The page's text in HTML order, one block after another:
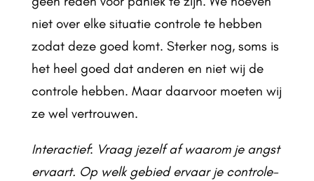
niet over elke situatie controle te hebben
zodat deze goed komt. Sterker nog, soms is
het heel goed dat anderen en niet wij de
controle hebben. Maar daarvoor moeten wij
ze wel vertrouwen.
Interactief: Vraag jezelf af waarom je angst
ervaart. Op welk gebied ervaar je controle-